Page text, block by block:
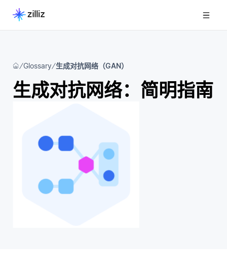
Glossary 生成对抗网络（GAN）
生成对抗网络：简明指南